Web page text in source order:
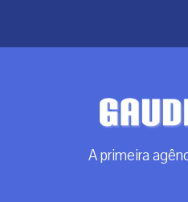
A primeira